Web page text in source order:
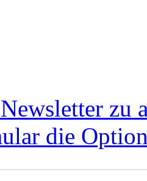
zu
die